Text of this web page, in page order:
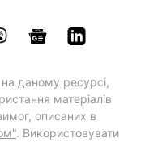
на даному ресурсі,
матеріалів
описаних в
. Використовувати